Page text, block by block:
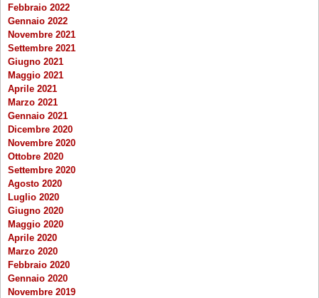
Febbraio 2022
Gennaio 2022
Novembre 2021
Settembre 2021
Giugno 2021
Maggio 2021
Aprile 2021
Marzo 2021
Gennaio 2021
Dicembre 2020
Novembre 2020
Ottobre 2020
Settembre 2020
Agosto 2020
Luglio 2020
Giugno 2020
Maggio 2020
Aprile 2020
Marzo 2020
Febbraio 2020
Gennaio 2020
Novembre 2019